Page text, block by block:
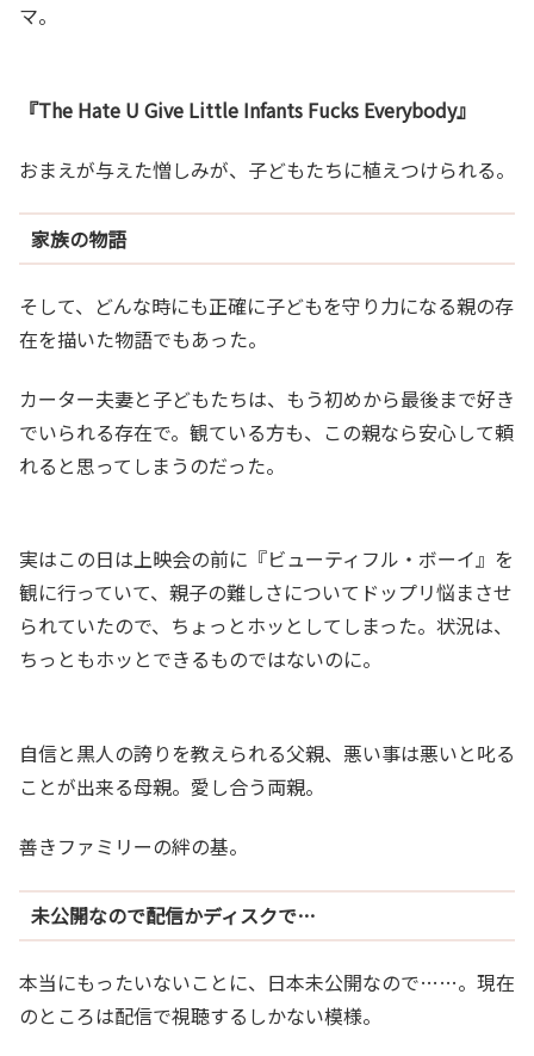
マ。
『The Hate U Give Little Infants Fucks Everybody』
おまえが与えた憎しみが、子どもたちに植えつけられる。
家族の物語
そして、どんな時にも正確に子どもを守り力になる親の存
在を描いた物語でもあった。
カーター夫妻と子どもたちは、もう初めから最後まで好き
でいられる存在で。観ている方も、この親なら安心して頼
れると思ってしまうのだった。
実はこの日は上映会の前に『ビューティフル・ボーイ』を
観に行っていて、親子の難しさについてドップリ悩まさせ
られていたので、ちょっとホッとしてしまった。状況は、
ちっともホッとできるものではないのに。
自信と黒人の誇りを教えられる父親、悪い事は悪いと叱る
ことが出来る母親。愛し合う両親。
善きファミリーの絆の基。
未公開なので配信かディスクで…
本当にもったいないことに、日本未公開なので……。現在
のところは配信で視聴するしかない模様。